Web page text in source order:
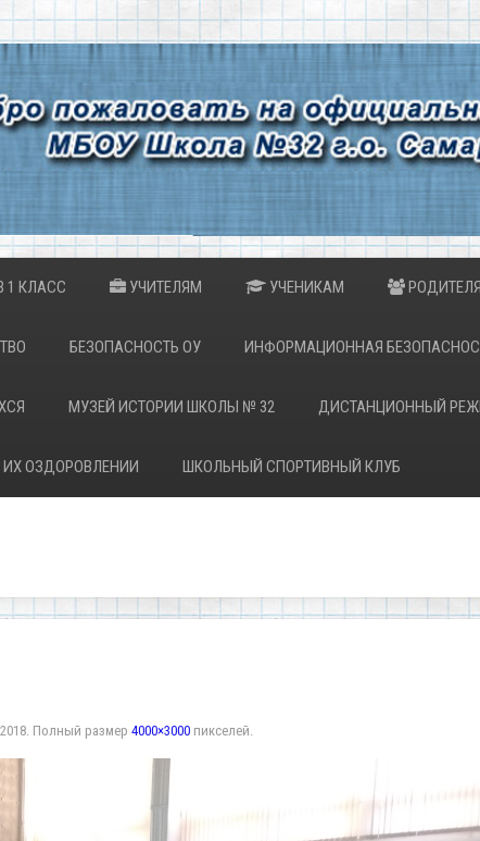
1 КЛАСС УЧИТЕЛЯМ УЧЕНИКАМ
БЕЗОПАСНОСТЬ ОУ ИНФОРМАЦИОННАЯ
МУЗЕЙ ИСТОРИИ ШКОЛЫ № 32 ДИСТАНЦИОННЫЙ
ОЗДОРОВЛЕНИИ ШКОЛЬНЫЙ СПОРТИВНЫЙ КЛУБ
. Полный размер 4000×3000 пикселей.